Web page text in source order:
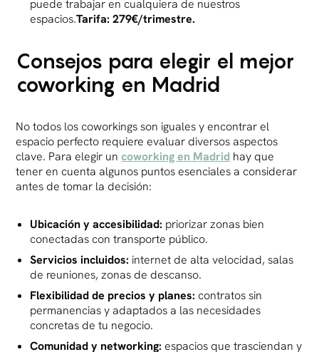
puede trabajar en cualquiera de nuestros
espacios.Tarifa: 279€/trimestre.
Consejos para elegir el mejor
coworking en Madrid
No todos los coworkings son iguales y encontrar el
espacio perfecto requiere evaluar diversos aspectos
clave. Para elegir uncoworking en Madrid hay que
tener en cuenta algunos puntos esenciales a considerar
antes de tomar la decisión:
Ubicación y accesibilidad: priorizar zonas bien
conectadas con transporte público.
Servicios incluidos: internet de alta velocidad, salas
de reuniones, zonas de descanso.
Flexibilidad de precios y planes: contratos sin
permanencias y adaptados a las necesidades
concretas de tu negocio.
Comunidad y networking: espacios que trasciendan y